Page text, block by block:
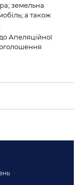
земельна
а також
Апеляційної